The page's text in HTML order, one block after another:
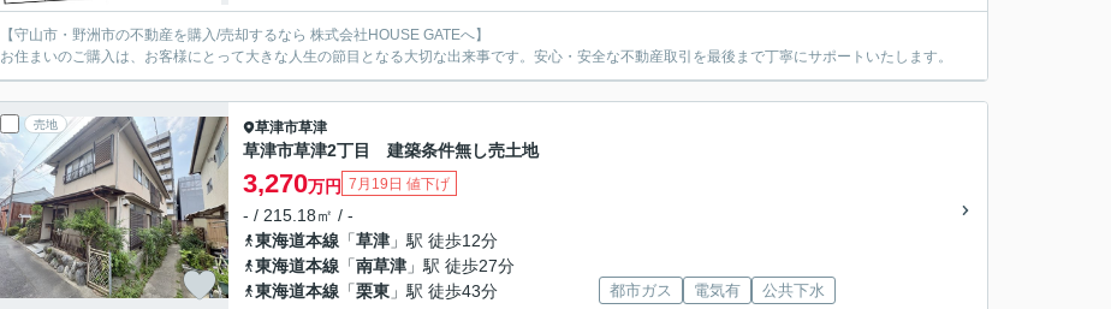
【守山市・野洲市の不動産を購入/売却するなら 株式会社HOUSE GATEへ】
お住まいのご購入は、お客様にとって大きな人生の節目となる大切な出来事です。安心・安全な不動産取引を最後まで丁寧にサポートいたします。
売地 草津市草津
草津市草津2丁目 建築条件無し売土地
3,270万円 7月19日 値下げ
- / 215.18㎡ / -
東海道本線 「草津 」駅 徒歩12分
東海道本線 「南草津 」駅 徒歩27分
東海道本線 「栗東 」駅 徒歩43分 都市ガス 電気有 公共下水